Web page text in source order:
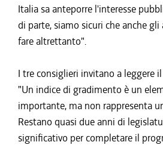
Italia sa anteporre l'interesse
di parte, siamo sicuri che anche
fare altrettanto".
I tre consiglieri invitano a leggere
"Un indice di gradimento è un
importante, ma non rappresenta
Restano quasi due anni di
significativo per completare il